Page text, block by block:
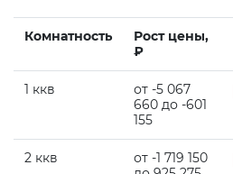
Комнатность
Рост цены,
₽
1 ккв
от -5 067
660 до -601
155
2 ккв
от -1 719 150